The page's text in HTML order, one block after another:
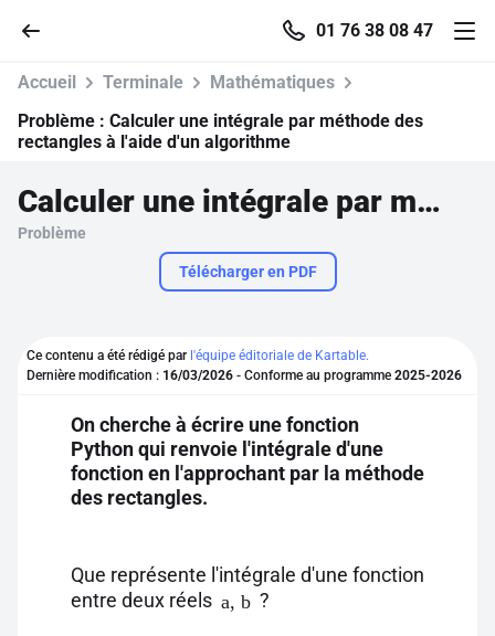
01 76 38 08 47
Parcourir
Se connecter
S'inscrire gratuitement
Pour profiter de 10 contenus offerts.
Accueil Terminale
Mathématiques
Problème : Calculer une intégrale par méthode des
rectangles à l'aide d'un algorithme
Calculer une intégrale par méthode des rectangles à l'aide d'un algorithme
Problème
Télécharger en PDF
Ce contenu a été rédigé par l'équipe éditoriale de Kartable.
Dernière modification : 16/03/2026 - Conforme au programme 2025-2026
On cherche à écrire une fonction
Python qui renvoie l'intégrale d'une
fonction en l'approchant par la méthode
des rectangles.
Que représente l'intégrale d'une fonction
entre deux réels a, b ?